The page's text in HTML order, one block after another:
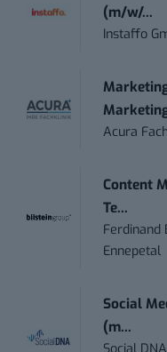
(m/w/...
Instaffo
Acura
Content
Te...
Ferdinand
Ennepetal
Social
(m...